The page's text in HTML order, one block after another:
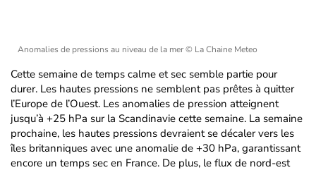
Anomalies de pressions au niveau de la mer© La Chaine Meteo
Cette semaine de temps calme et sec semble partie pour
durer. Les hautes pressions ne semblent pas prêtes à quitter
l’Europe de l’Ouest. Les anomalies de pression atteignent
jusqu’à +25 hPa sur la Scandinavie cette semaine. La semaine
prochaine, les hautes pressions devraient se décaler vers les
îles britanniques avec une anomalie de +30 hPa, garantissant
encore un temps sec en France. De plus, le flux de nord-est